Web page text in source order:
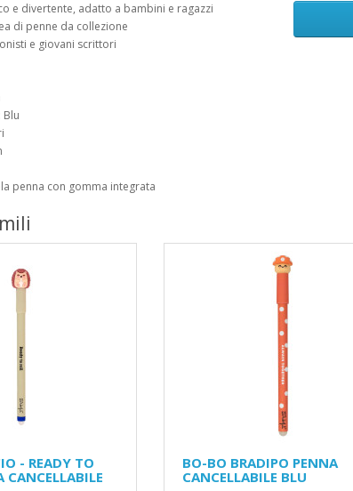
e divertente, adatto a bambini e ragazzi
di penne da collezione
e giovani scrittori
penna con gomma integrata
- READY TO
CANCELLABILE
BO-BO BRADIPO PENNA
CANCELLABILE BLU